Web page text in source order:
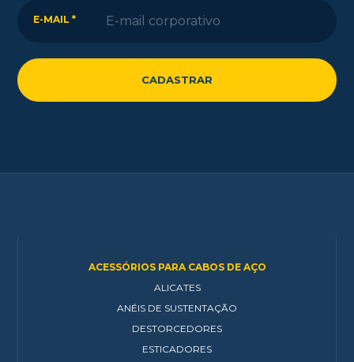
E-MAIL *
ACESSÓRIOS PARA CABOS DE AÇO
ALICATES
ANÉIS DE SUSTENTAÇÃO
DESTORCEDORES
ESTICADORES